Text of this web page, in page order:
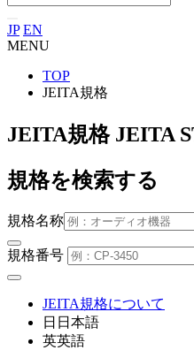
JP EN
MENU
TOP
JEITA規格
JEITA規格 JEITA
規格を検索する
規格名称
規格番号
JEITA規格について
日 日本語
英英語